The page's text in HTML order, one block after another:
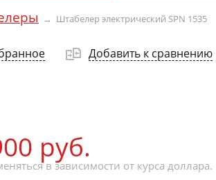
→ Штабелер электрический SPN 1535
Добавить к сравнению
руб.
в зависимости от курса доллара.